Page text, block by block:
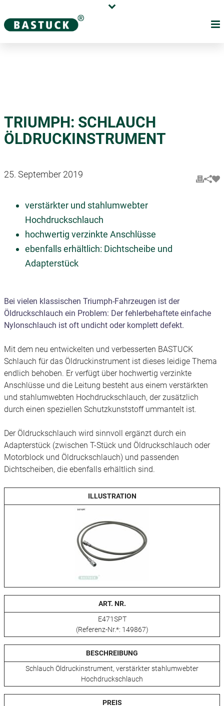
Händler
TRIUMPH: SCHLAUCH
ÖLDRUCKINSTRUMENT
25. September 2019
verstärkter und stahlumwebter
Hochdruckschlauch
hochwertig verzinkte Anschlüsse
ebenfalls erhältlich: Dichtscheibe und
Adapterstück
Bei vielen klassischen Triumph-Fahrzeugen ist der
Öldruckschlauch ein Problem: Der fehlerbehaftete einfache
Nylonschlauch ist oft undicht oder komplett defekt.
Mit dem neu entwickelten und verbesserten BASTUCK
Schlauch für das Öldruckinstrument ist dieses leidige Thema
endlich behoben. Er verfügt über hochwertig verzinkte
Anschlüsse und die Leitung besteht aus einem verstärkten
und stahlumwebten Hochdruckschlauch, der zusätzlich
durch einen speziellen Schutzkunststoff ummantelt ist.
Der Öldruckschlauch wird sinnvoll ergänzt durch ein
Adapterstück (zwischen T-Stück und Öldruckschlauch oder
Motorblock und Öldruckschlauch) und passenden
Dichtscheiben, die ebenfalls erhältlich sind.
ILLUSTRATION
ART. NR.
E471SPT
(Referenz-Nr.*: 149867)
BESCHREIBUNG
Schlauch Öldruckinstrument, verstärkter stahlumwebter
Hochdruckschlauch
PREIS